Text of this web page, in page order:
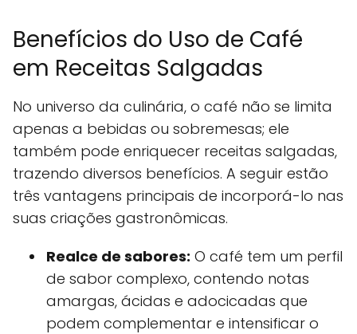
Benefícios do Uso de Café
em Receitas Salgadas
No universo da culinária, o café não se limita
apenas a bebidas ou sobremesas; ele
também pode enriquecer receitas salgadas,
trazendo diversos benefícios. A seguir estão
três vantagens principais de incorporá-lo nas
suas criações gastronômicas.
Realce de sabores: O café tem um perfil
de sabor complexo, contendo notas
amargas, ácidas e adocicadas que
podem complementar e intensificar o